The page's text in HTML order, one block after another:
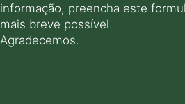
informação, preencha este
mais breve possível.
Agradecemos.